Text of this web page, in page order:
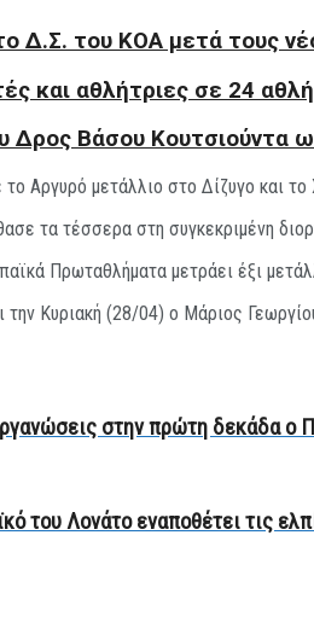
Δ.Σ. του ΚΟΑ μετά τους
και αθλήτριες σε 24
Δρος Βάσου Κουτσιούντα
το Αργυρό μετάλλιο στο Δίζυγο και
τα τέσσερα στη συγκεκριμένη
Πρωταθλήματα μετράει έξι
την Κυριακή (28/04) ο Μάριος
στην πρώτη δεκάδα ο
του Λονάτο εναποθέτει τις